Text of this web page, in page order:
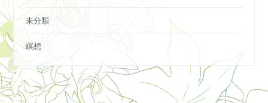
未分類
瞑想